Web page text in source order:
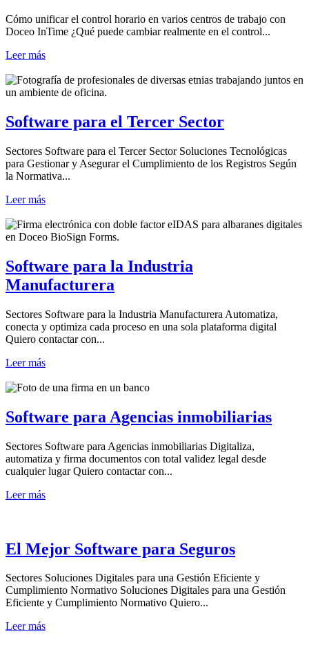
Cómo unificar el control horario en varios centros de trabajo con
Doceo InTime ¿Qué puede cambiar realmente en el control...
Leer más
Software para el Tercer Sector
Sectores Software para el Tercer Sector Soluciones Tecnológicas
para Gestionar y Asegurar el Cumplimiento de los Registros Según
la Normativa...
Leer más
Software para la Industria
Manufacturera
Sectores Software para la Industria Manufacturera Automatiza,
conecta y optimiza cada proceso en una sola plataforma digital
Quiero contactar con...
Leer más
Software para Agencias inmobiliarias
Sectores Software para Agencias inmobiliarias Digitaliza,
automatiza y firma documentos con total validez legal desde
cualquier lugar Quiero contactar con...
Leer más
El Mejor Software para Seguros
Sectores Soluciones Digitales para una Gestión Eficiente y
Cumplimiento Normativo Soluciones Digitales para una Gestión
Eficiente y Cumplimiento Normativo Quiero...
Leer más